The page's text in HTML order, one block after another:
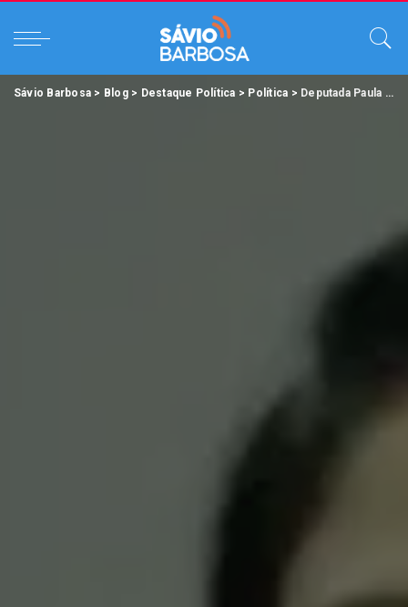
Sávio Barbosa > Blog> Destaque Política > Política > Deputada Paula Gomes recebe agradecimento por apoio à Associação de Basquetebol Master.